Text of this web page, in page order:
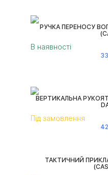
РУЧКА ПЕРЕНОСУ
В наявності
ВЕРТИКАЛЬНА
Під замовлення
ТАКТИЧНИЙ